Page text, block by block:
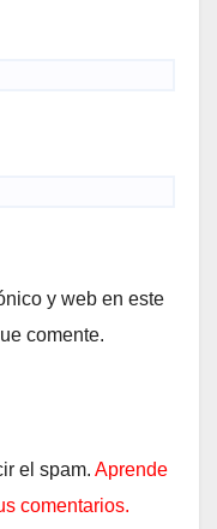
y web en este
comente.
el spam. Aprende
comentarios.